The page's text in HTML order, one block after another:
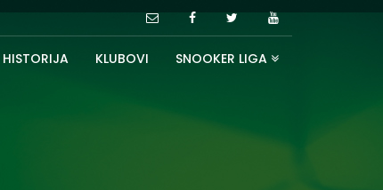
HISTORIJA KLUBOVI SNOOKER LIGA